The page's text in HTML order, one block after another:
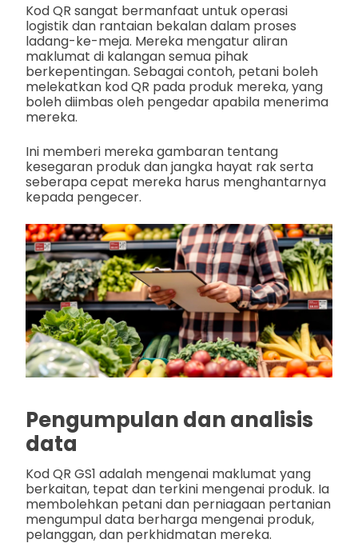
Kod QR sangat bermanfaat untuk operasi
logistik dan rantaian bekalan dalam proses
ladang-ke-meja. Mereka mengatur aliran
maklumat di kalangan semua pihak
berkepentingan. Sebagai contoh, petani boleh
melekatkan kod QR pada produk mereka, yang
boleh diimbas oleh pengedar apabila menerima
mereka.
Ini memberi mereka gambaran tentang
kesegaran produk dan jangka hayat rak serta
seberapa cepat mereka harus menghantarnya
kepada pengecer.
Pengumpulan dan analisis
data
Kod QR GS1 adalah mengenai maklumat yang
berkaitan, tepat dan terkini mengenai produk. Ia
membolehkan petani dan perniagaan pertanian
mengumpul data berharga mengenai produk,
pelanggan, dan perkhidmatan mereka.